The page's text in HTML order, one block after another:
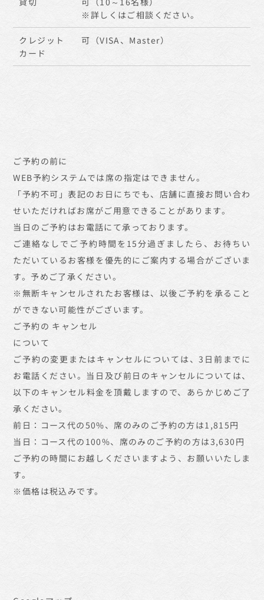
※詳しくはご相談ください。
クレジット
カード
可（VISA、Master）
ご予約の前に
WEB予約システムでは席の指定はできません。
「予約不可」表記のお日にちでも、店舗に直接お問い合わ
せいただければお席がご用意できることがあります。
当日のご予約はお電話にて承っております。
ご連絡なしでご予約時間を15分過ぎましたら、お待ちい
ただいているお客様を優先的にご案内する場合がございま
す。予めご了承ください。
※無断キャンセルされたお客様は、以後ご予約を承ること
ができない可能性がございます。
ご予約の キャンセル
について
ご予約の変更またはキャンセルについては、3日前までに
お電話ください。当日及び前日のキャンセルについては、
以下のキャンセル料金を頂戴しますので、あらかじめご了
承ください。
前日：コース代の50%、席のみのご予約の方は1,815円
当日：コース代の100%、席のみのご予約の方は3,630円
ご予約の時間にお越しくださいますよう、お願いいたしま
す。
※価格は税込みです。